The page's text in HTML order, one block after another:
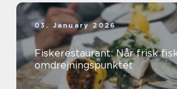
03. January 2026
Fiskerestaurant: Når frisk
omdrejningspunktet